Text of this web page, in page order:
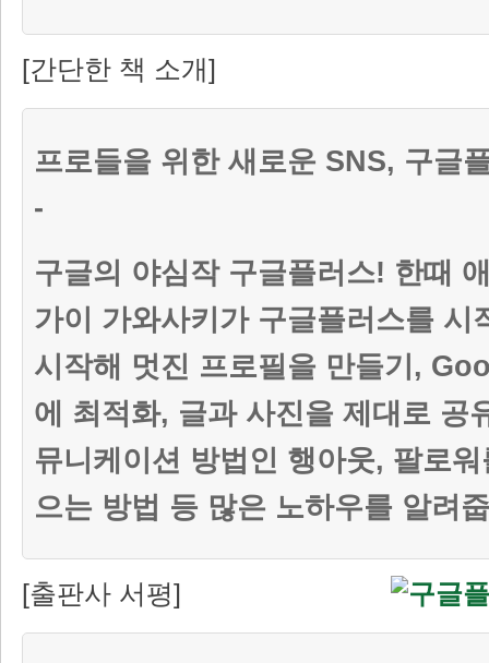
[간단한 책 소개]
프로들을 위한 새로운 SNS, 구글
-
구글의 야심작 구글플러스! 한때
가이 가와사키가 구글플러스를 시
시작해 멋진 프로필을 만들기,
에 최적화, 글과 사진을 제대로 공
뮤니케이션 방법인 행아웃, 팔로
으는 방법 등 많은 노하우를 알려
[출판사 서평]